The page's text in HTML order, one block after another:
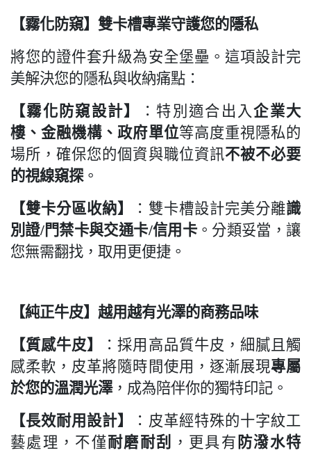
【霧化防窺】雙卡槽專業守護您的隱私
將您的證件套升級為安全堡壘。這項設計完
美解決您的隱私與收納痛點：
【霧化防窺設計】
：特別適合出入企業大
樓、金融機構、政府單位等高度重視隱私的
場所，確保您的個資與職位資訊不被不必要
的視線窺探。
【雙卡分區收納】
：雙卡槽設計完美分離識
別證/門禁卡與交通卡/信用卡。分類妥當，讓
您無需翻找，取用更便捷。
【純正牛皮】越用越有光澤的商務品味
【質感牛皮】
：採用高品質牛皮，細膩且觸
感柔軟，皮革將隨時間使用，逐漸展現專屬
於您的溫潤光澤，成為陪伴你的獨特印記。
【長效耐用設計】
：皮革經特殊的十字紋工
藝處理，不僅耐磨耐刮 ，更具有 防潑水特